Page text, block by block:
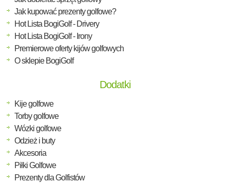
Jak kupować prezenty golfowe?
Hot Lista BogiGolf - Drivery
Hot Lista BogiGolf - Irony
Premierowe oferty kijów golfowych
O sklepie BogiGolf
Dodatki
Kije golfowe
Torby golfowe
Wózki golfowe
Odzież i buty
Akcesoria
Piłki Golfowe
Prezenty dla Golfistów